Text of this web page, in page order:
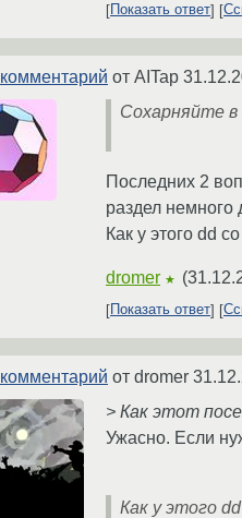
Показать ответ
комментарий от AITap
Сохарняйте в
Последних 2
раздел
Как у этого dd
dromer ★ (
Показать ответ
комментарий от dromer
> Как этот
Ужасно. Если
Как у этого